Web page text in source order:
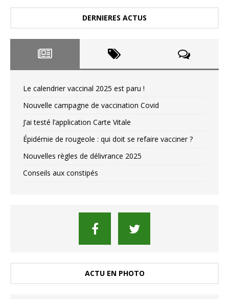
DERNIERES ACTUS
Le calendrier vaccinal 2025 est paru !
Nouvelle campagne de vaccination Covid
J’ai testé l’application Carte Vitale
Épidémie de rougeole : qui doit se refaire vacciner ?
Nouvelles règles de délivrance 2025
Conseils aux constipés
ACTU EN PHOTO